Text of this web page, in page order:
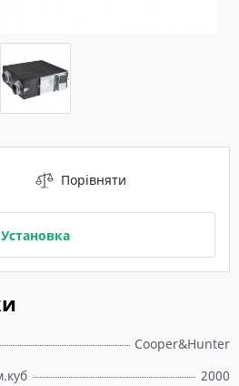
Cooper&Hunter
2000
Порівняти
Установка